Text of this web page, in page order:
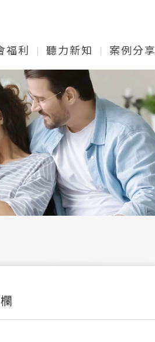
福利 聽力新知 案例分享